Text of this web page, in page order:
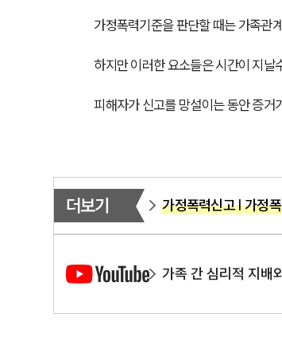
가정폭력기준을 판단할 때는 가족관
하지만 이러한 요소들은 시간이 지날
피해자가 신고를 망설이는 동안 증거
더보기 가정폭력신고 | 가정
가족 간 심리적 지배